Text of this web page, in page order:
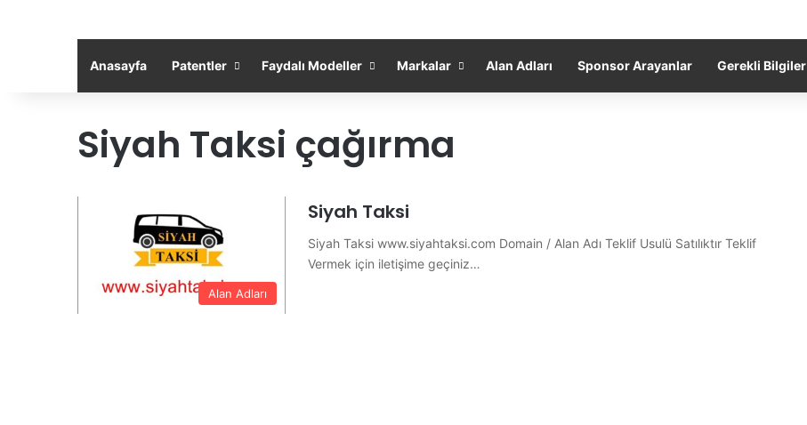
Anasayfa Patentler Faydalı Modeller Markalar Alan Adları Sponsor Arayanlar Gerekli Bilgiler
Siyah Taksi çağırma
Alan Adları
Siyah Taksi
Siyah Taksi www.siyahtaksi.com Domain / Alan Adı Teklif Usulü Satılıktır Teklif
Vermek için iletişime geçiniz…